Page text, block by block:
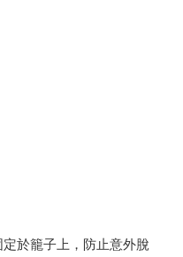
於籠子上，防止意外脫